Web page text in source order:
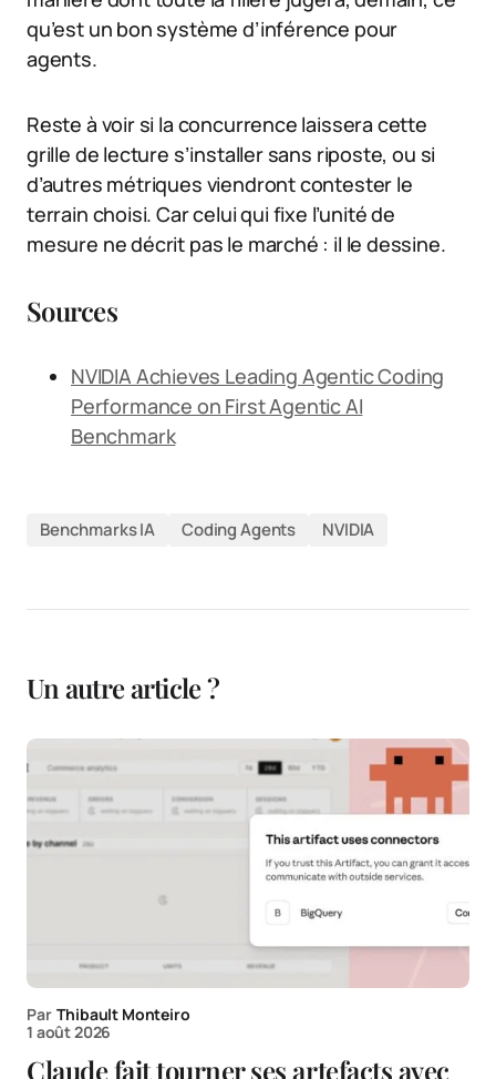
qu’est un bon système d’inférence pour
agents.
Reste à voir si la concurrence laissera cette
grille de lecture s’installer sans riposte, ou si
d’autres métriques viendront contester le
terrain choisi. Car celui qui fixe l’unité de
mesure ne décrit pas le marché : il le dessine.
Sources
NVIDIA Achieves Leading Agentic Coding
Performance on First Agentic AI
Benchmark
Benchmarks IA Coding Agents NVIDIA
Un autre article ?
Par Thibault Monteiro
1 août 2026
Claude fait tourner ses artefacts avec